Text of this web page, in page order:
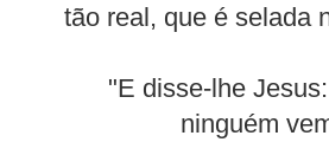
tão real, que é selada
"E disse-lhe
ninguém